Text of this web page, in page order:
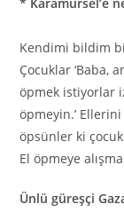
Kendimi bildim
Çocuklar ‘Baba,
öpmek istiyorlar
öpmeyin.’
öpsünler ki
El öpmeye
Ünlü güreşçi